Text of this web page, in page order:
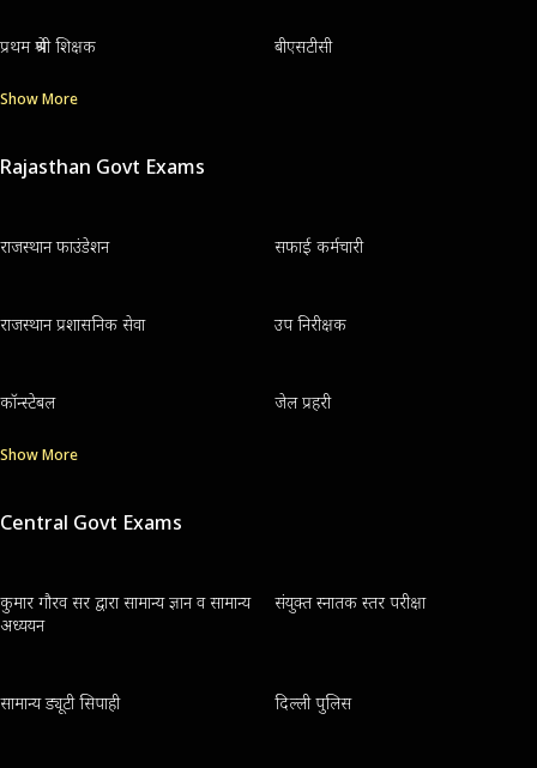
प्रथम श्रेणी शिक्षक बीएसटीसी
Show More
Rajasthan Govt Exams
राजस्थान फाउंडेशन सफाई कर्मचारी
राजस्थान प्रशासनिक सेवा उप निरीक्षक
कॉन्स्टेबल जेल प्रहरी
Show More
Central Govt Exams
कुमार गौरव सर द्वारा सामान्य ज्ञान व सामान्य
अध्ययन
संयुक्त स्नातक स्तर परीक्षा
सामान्य ड्यूटी सिपाही दिल्ली पुलिस